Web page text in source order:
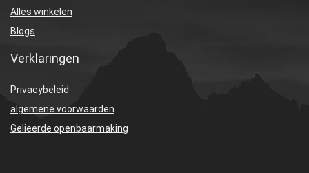
Alles winkelen
Blogs
Verklaringen
Privacybeleid
algemene voorwaarden
Gelieerde openbaarmaking